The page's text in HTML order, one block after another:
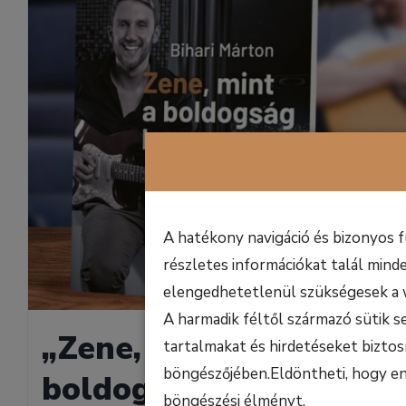
A hatékony navigáció és bizonyos
részletes információkat talál
elengedhetetlenül szükségesek
A harmadik féltől származó sütik
tartalmakat és hirdetéseket
böngészőjében.Eldöntheti, hogy
böngészési élményt.
„Zene, mint a
boldogság hangszere”